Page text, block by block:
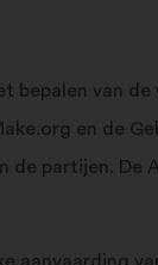
bepalen
en de
partijen. De